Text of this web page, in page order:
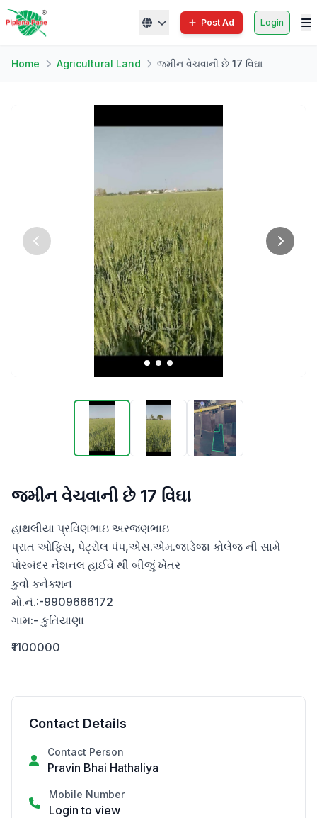
Post Ad Login
Home Agricultural Land જમીન વેચવાની છે 17 વિઘા
જમીન વેચવાની છે 17 વિઘા
હાથલીયા પ્રવિણભાઇ અરજણભાઇ
પ્રાત ઓફિસ, પેટ્રોલ પંપ,એસ.એમ.જાડેજા કોલેજ ની સામે
પોરબંદર નેશનલ હાઈવે થી બીજું ખેતર
કુવો કનેક્શન
મો.નં.:-9909666172
ગામ:- કુતિયાણા
₹1100000
Contact Details
Contact Person
Pravin Bhai Hathaliya
Mobile Number
Login to view